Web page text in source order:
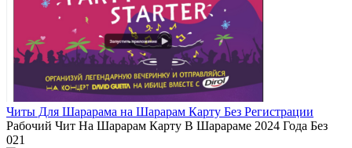
Читы Для Шарарама на Шарарам Карту Без Регистрации
Рабочий Чит На Шарарам Карту В Шарараме 2024 Года Без
021